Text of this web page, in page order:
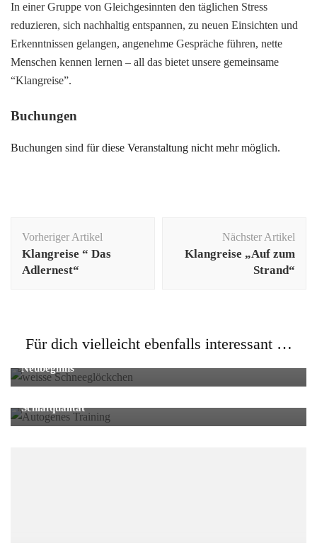
In einer Gruppe von Gleichgesinnten den täglichen Stress
reduzieren, sich nachhaltig entspannen, zu neuen Einsichten und
Erkenntnissen gelangen, angenehme Gespräche führen, nette
Menschen kennen lernen – all das bietet unsere gemeinsame
“Klangreise”.
Buchungen
Buchungen sind für diese Veranstaltung nicht mehr möglich.
Vorheriger Artikel
Klangreise “ Das
Adlernest“
Nächster Artikel
Klangreise „Auf zum
Strand“
Für dich vielleicht ebenfalls interessant …
Allgemein
Neubeginns
Allgemein,Entspannung
Schlafqualität